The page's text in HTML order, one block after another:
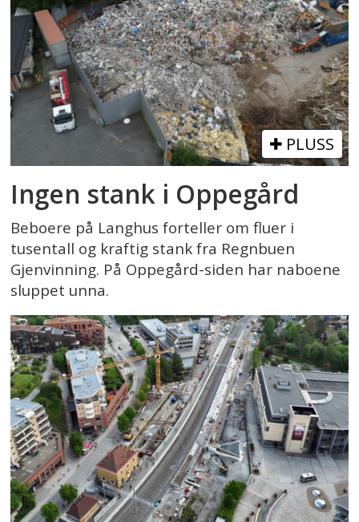
PLUSS
Ingen stank i Oppegård
Beboere på Langhus forteller om fluer i
tusentall og kraftig stank fra Regnbuen
Gjenvinning. På Oppegård-siden har naboene
sluppet unna.